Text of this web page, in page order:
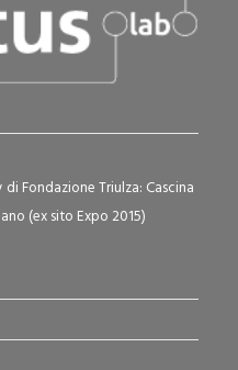
Fondazione Triulza: Cascina
(ex sito Expo 2015)